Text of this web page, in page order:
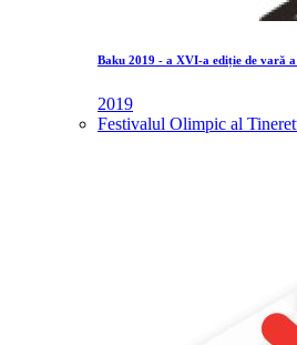
Baku 2019 - a XVI-a ediție de vară
2019
Festivalul Olimpic al